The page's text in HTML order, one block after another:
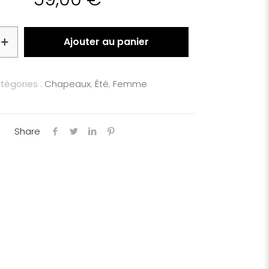
Ajouter au panier
: Chapeaux, Été, Femme
Share